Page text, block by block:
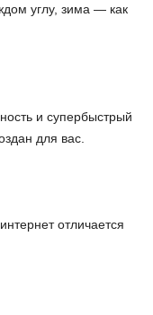
углу, зима — как
и супербыстрый
для вас.
отличается